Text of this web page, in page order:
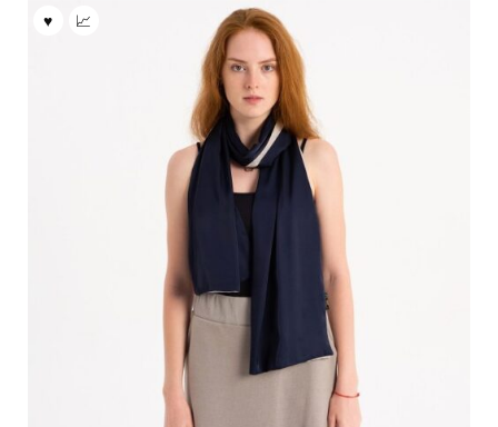
выбрать
на
странице
товара.